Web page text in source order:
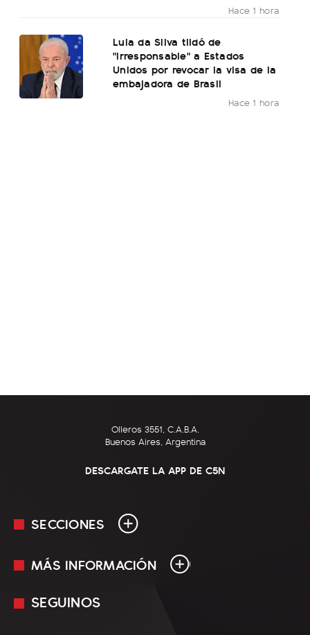
Hace 1 hora
Lula da Silva tildó de
"irresponsable" a Estados
Unidos por revocar la visa de la
embajadora de Brasil
Hace 1 hora
Olleros 3551, C.A.B.A.
Buenos Aires, Argentina
DESCARGATE LA APP DE C5N
SECCIONES
En Vivo
MÁS INFORMACIÓN
Mediakit
SEGUINOS